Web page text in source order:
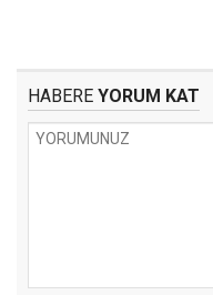
HABERE YORUM KAT